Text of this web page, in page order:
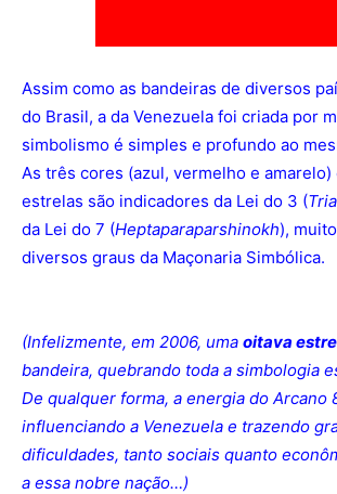
Assim como as bandeiras de diversos
do Brasil, a da Venezuela foi criada por
simbolismo é simples e profundo ao
As três cores (azul, vermelho e amarelo)
estrelas são indicadores da Lei do 3 (
da Lei do 7 (Heptaparaparshinokh),
diversos graus da Maçonaria Simbólica.
(Infelizmente, em 2006, uma oitava
bandeira, quebrando toda a simbologia
De qualquer forma, a energia do Arcano
influenciando a Venezuela e trazendo
dificuldades, tanto sociais quanto
a essa nobre nação…)